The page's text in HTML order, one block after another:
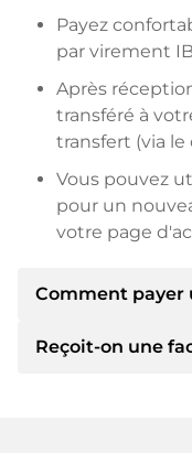
Payez
par virement
Après
transféré à
transfert (via le
Vous pouvez
pour un
votre page
Comment payer
Après un accord,
Reçoit-on une